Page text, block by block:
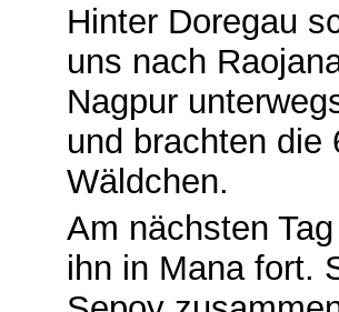
Hinter Doregau
uns nach
Nagpur
und brachten die
Wäldchen.
Am nächsten
ihn in Mana fort.